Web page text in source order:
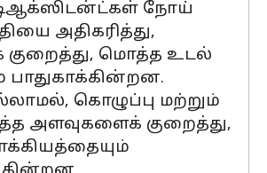
நோய்
அதிகரித்து,
மொத்த உடல்
பாதுகாக்கின்றன.
கொழுப்பு மற்றும்
அளவுகளைக் குறைத்து,